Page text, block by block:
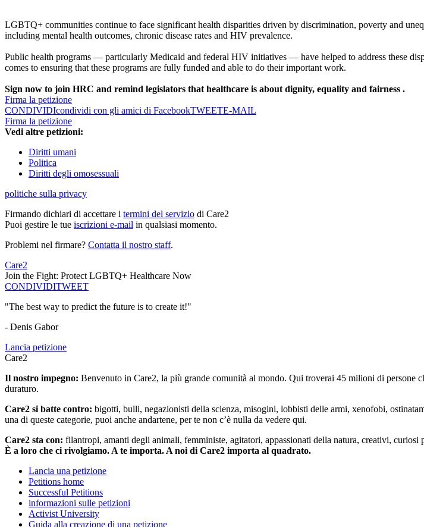
LGBTQ+ communities continue to face significant health disparities driven by discrimination, poverty and
including mental health outcomes, chronic disease rates and HIV prevalence.
Public health programs — particularly Medicaid and federal HIV initiatives — have helped to address these
comes to ensuring that these programs are fully funded and able to do their important work.
Sign now to join HRC and remind legislators that healthcare is about dignity, equality and fairness .
Firma la petizione
CONDIVIDIcondividi con gli amici di FacebookTWEETE-MAIL
Firma la petizione
Vedi altre petizioni:
Diritti umani
Politica
Diritti degli omosessuali
politiche sulla privacy
Firmando dichiari di accettare i termini del servizio di Care2
Puoi gestire le tue iscrizioni e-mail in qualsiasi momento.
Problemi nel firmare? Contatta il nostro staff.
Care2
Join the Fight: Protect LGBTQ+ Healthcare Now
CONDIVIDITWEET
"The best way to predict the future is to create it!"
- Denis Gabor
Lancia petizione
Care2
Il nostro impegno: Benvenuto in Care2, la più grande comunità al mondo. Qui troverai 45 milioni di persone
duraturo.
Care2 si batte contro: bigotti, bulli, negazionisti della scienza, misogini, lobbisti delle armi, xenofobi,
una di queste categorie, puoi anche andartene, per te non c’è nulla da vedere qui.
Care2 sta con: filantropi, amanti degli animali, femministe, agitatori, appassionati della natura, creativi, curiosi
È a loro che ci rivolgiamo. A te importa. A noi di Care2 importa al quadrato.
Lancia una petizione
Petitions home
Successful Petitions
informazioni sulle petizioni
Activist University
Guida alla creazione di una petizione